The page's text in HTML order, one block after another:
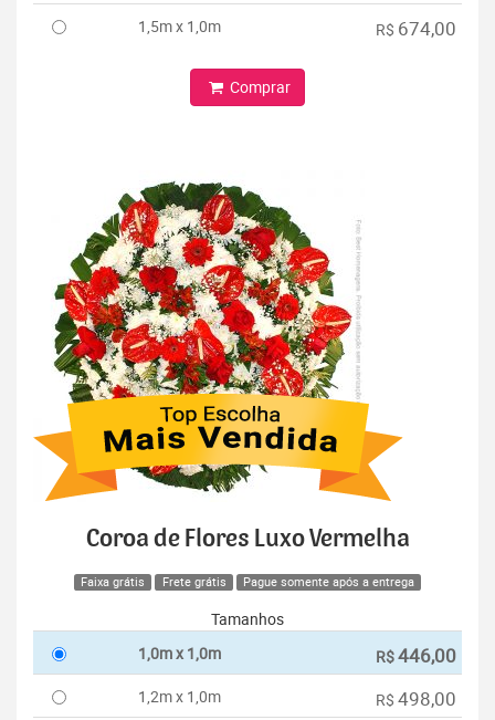
1,5m x 1,0m R$ 674,00
Comprar
Coroa de Flores Luxo Vermelha
Faixa grátis Frete grátis Pague somente após a entrega
Tamanhos
1,0m x 1,0m
R$446,00
1,2m x 1,0m R$ 498,00